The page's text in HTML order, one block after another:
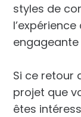
styles de
Si ce retour
projet que
êtes